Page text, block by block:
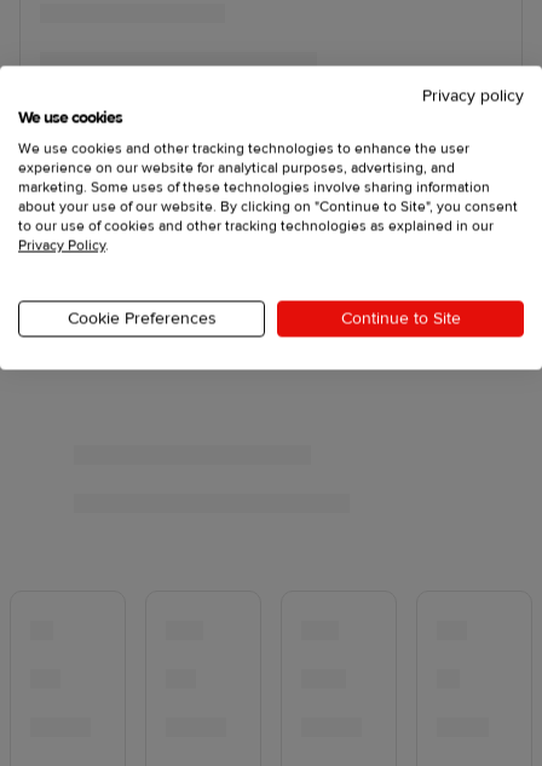
Privacy policy
We use cookies
We use cookies and other tracking technologies to enhance the user
experience on our website for analytical purposes, advertising, and
marketing. Some uses of these technologies involve sharing information
about your use of our website. By clicking on "Continue to Site", you consent
to our use of cookies and other tracking technologies as explained in our
Privacy Policy.
Cookie Preferences Continue to Site